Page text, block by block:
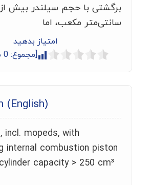
سانتی‌متر مکعب، اما
امتیاز بدهید
[مجموع: 0
(English)
incl. mopeds, with
internal combustion piston
capacity > 250 cm³